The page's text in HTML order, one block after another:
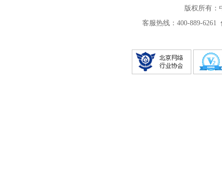
版权所有
客服热线：400-889-6261